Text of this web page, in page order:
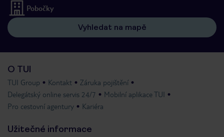
Pobočky
Vyhledat na mapě
O TUI
TUI Group Kontakt
Záruka pojištění
Delegátský online servis 24/7
Mobilní aplikace TUI
Pro cestovní agentury
Kariéra
Užitečné informace